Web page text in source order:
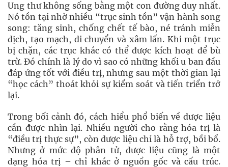
Ung thư không sống bằng một con đường duy nhất.
Nó tồn tại nhờ nhiều “trục sinh tồn” vận hành song
song: tăng sinh, chống chết tế bào, né tránh miễn
dịch, tạo mạch, di chuyển và xâm lấn. Khi một trục
bị chặn, các trục khác có thể được kích hoạt để bù
trừ. Đó chính là lý do vì sao có những khối u ban đầu
đáp ứng tốt với điều trị, nhưng sau một thời gian lại
“học cách” thoát khỏi sự kiểm soát và tiến triển trở
lại.
Trong bối cảnh đó, cách hiểu phổ biến về dược liệu
cần được nhìn lại. Nhiều người cho rằng hóa trị là
“điều trị thực sự”, còn dược liệu chỉ là hỗ trợ, bồi bổ.
Nhưng ở mức độ phân tử, dược liệu cũng là một
dạng hóa trị – chỉ khác ở nguồn gốc và cấu trúc.